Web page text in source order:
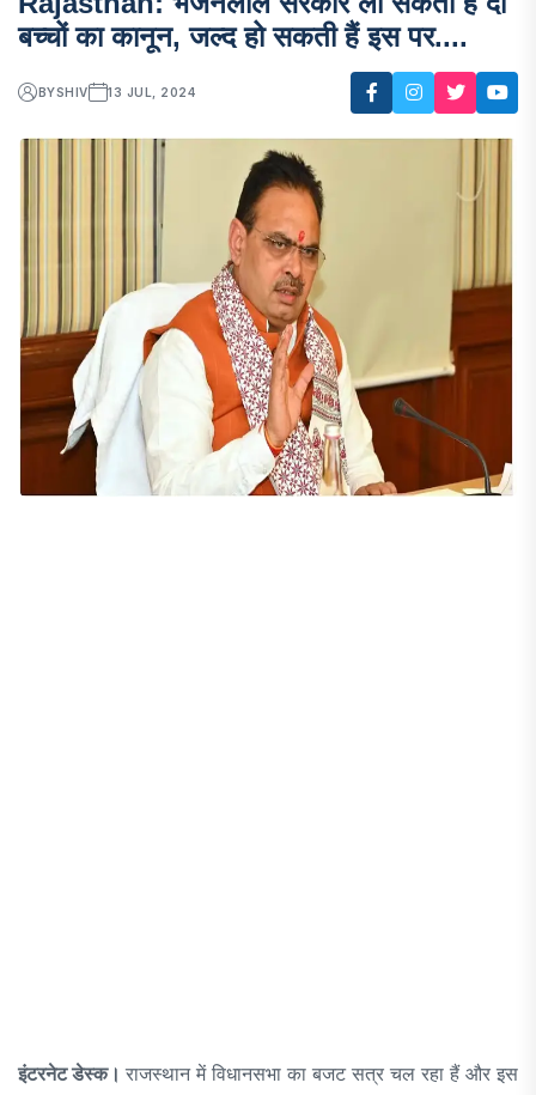
बच्चों का कानून, जल्द हो सकती हैं इस पर....
BYSHIV 13 JUL, 2024
इंटरनेट डेस्क। राजस्थान में विधानसभा का बजट सत्र चल रहा हैं और इस